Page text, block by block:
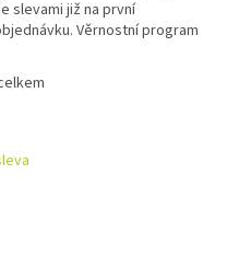
slevami již na první
Věrnostní program